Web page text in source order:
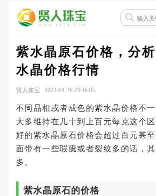
紫水晶原石价格，分
水晶价格行情
贤人珠宝 2022-04-26 23:36:05
不同品相或者成色的紫水晶价格不
大多维持在几十到上百元每克这个
好的紫水晶原石价格会超过百元甚
面带有一些瑕疵或者裂纹多的话，
多。
紫水晶原石的价格